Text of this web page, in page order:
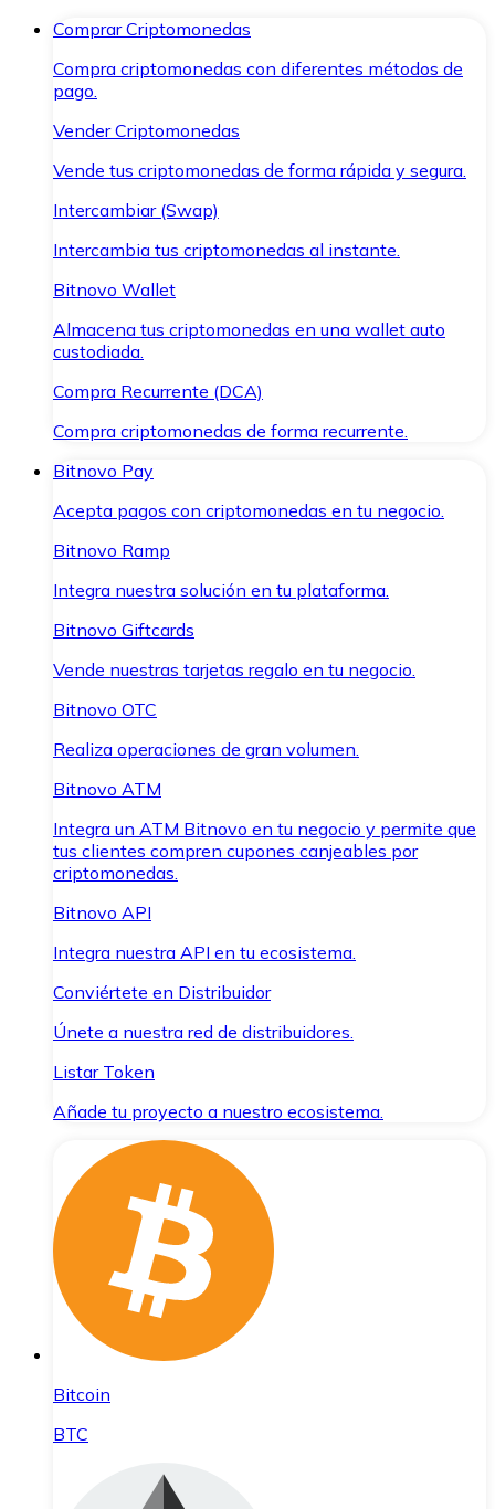
Comprar Criptomonedas
Compra criptomonedas con diferentes métodos de
pago.
Vender Criptomonedas
Vende tus criptomonedas de forma rápida y segura.
Intercambiar (Swap)
Intercambia tus criptomonedas al instante.
Bitnovo Wallet
Almacena tus criptomonedas en una wallet auto
custodiada.
Compra Recurrente (DCA)
Compra criptomonedas de forma recurrente.
Bitnovo Pay
Acepta pagos con criptomonedas en tu negocio.
Bitnovo Ramp
Integra nuestra solución en tu plataforma.
Bitnovo Giftcards
Vende nuestras tarjetas regalo en tu negocio.
Bitnovo OTC
Realiza operaciones de gran volumen.
Bitnovo ATM
Integra un ATM Bitnovo en tu negocio y permite que
tus clientes compren cupones canjeables por
criptomonedas.
Bitnovo API
Integra nuestra API en tu ecosistema.
Conviértete en Distribuidor
Únete a nuestra red de distribuidores.
Listar Token
Añade tu proyecto a nuestro ecosistema.
Bitcoin
BTC